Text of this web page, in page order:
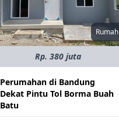
Rumah
Rp. 380 juta
Perumahan di Bandung
Dekat Pintu Tol Borma Buah
Batu